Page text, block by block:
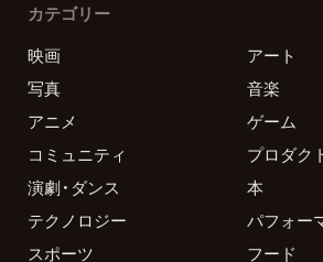
カテゴリー
映画
アート
写真
音楽
アニメ
ゲーム
コミュニティ
プロダク
演劇・ダンス
本
テクノロジー
パフォー
スポーツ
フード